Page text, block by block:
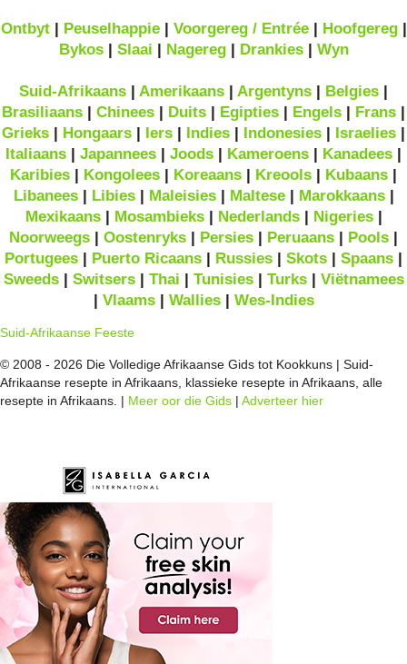
Ontbyt| Peuselhappie| Voorgereg / Entrée| Hoofgereg|
Bykos| Slaai | Nagereg| Drankies| Wyn
Suid-Afrikaans | Amerikaans | Argentyns | Belgies |
Brasiliaans | Chinees | Duits | Egipties | Engels | Frans |
Grieks | Hongaars | Iers | Indies | Indonesies | Israelies |
Italiaans | Japannees | Joods | Kameroens | Kanadees |
Karibies | Kongolees | Koreaans | Kreools | Kubaans |
Libanees| Libies| Maleisies| Maltese| Marokkaans|
Mexikaans| Mosambieks| Nederlands| Nigeries|
Noorweegs | Oostenryks | Persies | Peruaans | Pools |
Portugees | Puerto Ricaans | Russies | Skots | Spaans |
Sweeds| Switsers| Thai | Tunisies| Turks| Viëtnamees
| Vlaams| Wallies| Wes-Indies
Suid-Afrikaanse Feeste
© 2008 - 2026 Die Volledige Afrikaanse Gids tot Kookkuns | Suid-
Afrikaanse resepte in Afrikaans, klassieke resepte in Afrikaans, alle
resepte in Afrikaans. | Meer oor die Gids | Adverteer hier